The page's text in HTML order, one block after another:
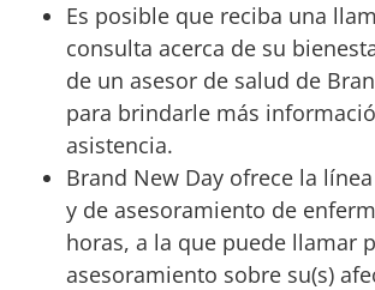
Es posible que reciba una
consulta acerca de su
de un asesor de salud de
para brindarle más
asistencia.
Brand New Day ofrece la
y de asesoramiento de
horas, a la que puede llamar
asesoramiento sobre su(s)